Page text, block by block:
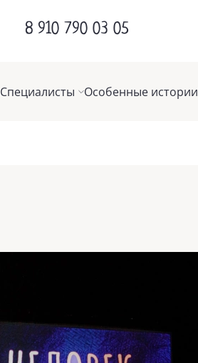
8 910 790 03 05
Специалисты Особенные истории